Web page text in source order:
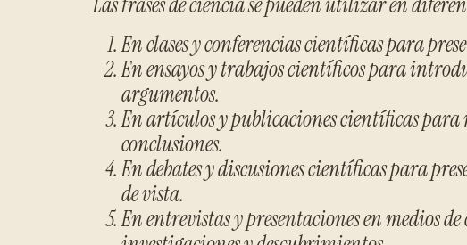
En clases y conferencias científicas para
En ensayos y trabajos científicos para
argumentos.
En artículos y publicaciones científicas
conclusiones.
En debates y discusiones científicas para
de vista.
En entrevistas y presentaciones en medios